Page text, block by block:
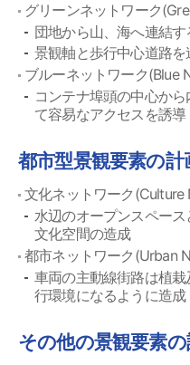
グリーンネットワーク
団地から山、海へ連結
景観軸と歩行中心道路
ブルーネットワーク(Blue
コンテナ埠頭の中心か
て容易なアクセスを誘導
都市型景観要素の計
文化ネットワーク(Culture
水辺のオープンスペー
文化空間の造成
都市ネットワーク(Urban
車両の主動線街路は植
行環境になるように造成
その他の景観要素